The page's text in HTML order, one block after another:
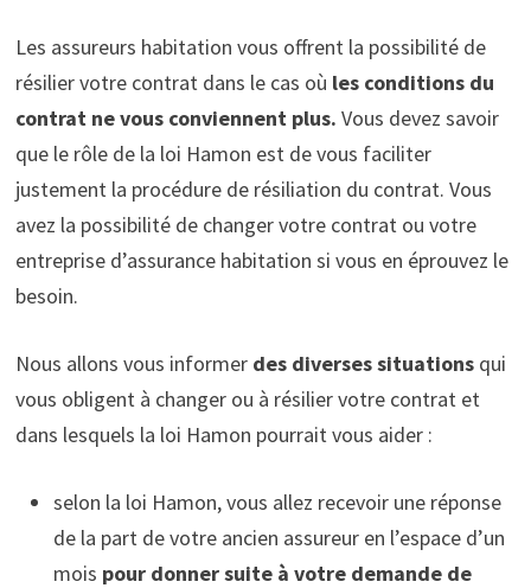
Les assureurs habitation vous offrent la possibilité de
résilier votre contrat dans le cas où les conditions du
contrat ne vous conviennent plus. Vous devez savoir
que le rôle de la loi Hamon est de vous faciliter
justement la procédure de résiliation du contrat. Vous
avez la possibilité de changer votre contrat ou votre
entreprise d’assurance habitation si vous en éprouvez le
besoin.
Nous allons vous informer des diverses situationsqui
vous obligent à changer ou à résilier votre contrat et
dans lesquels la loi Hamon pourrait vous aider :
selon la loi Hamon, vous allez recevoir une réponse
de la part de votre ancien assureur en l’espace d’un
mois pour donner suite à votre demande de